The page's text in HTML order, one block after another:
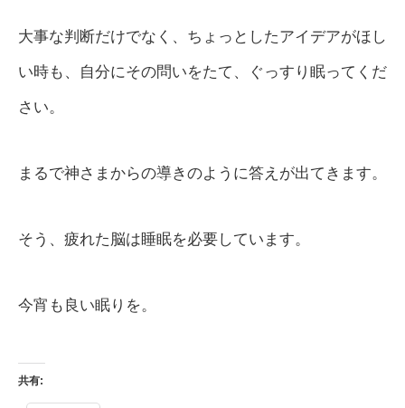
大事な判断だけでなく、ちょっとしたアイデアがほし
い時も、自分にその問いをたて、ぐっすり眠ってくだ
さい。
まるで神さまからの導きのように答えが出てきます。
そう、疲れた脳は睡眠を必要しています。
今宵も良い眠りを。
共有: